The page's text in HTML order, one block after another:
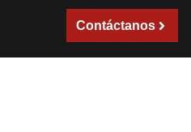
Contáctanos